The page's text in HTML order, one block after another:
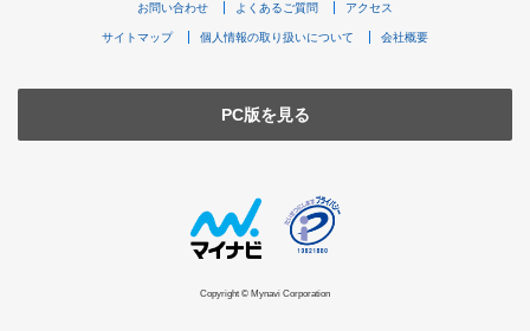
お問い合わせ よくあるご質問 アクセス
サイトマップ 個人情報の取り扱いについて 会社概要
PC版を見る
Copyright © Mynavi Corporation